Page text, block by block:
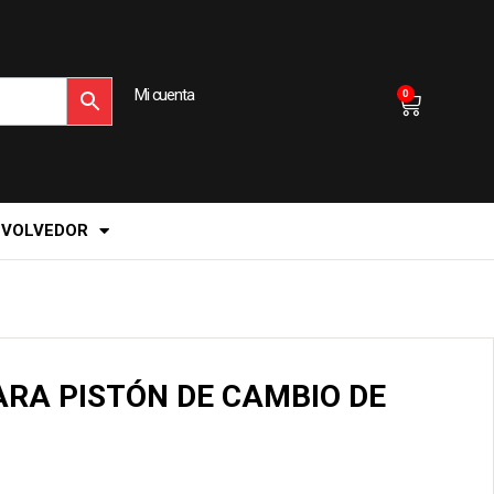
Mi cuenta 0
PISTÓN DE CAMBIO DE